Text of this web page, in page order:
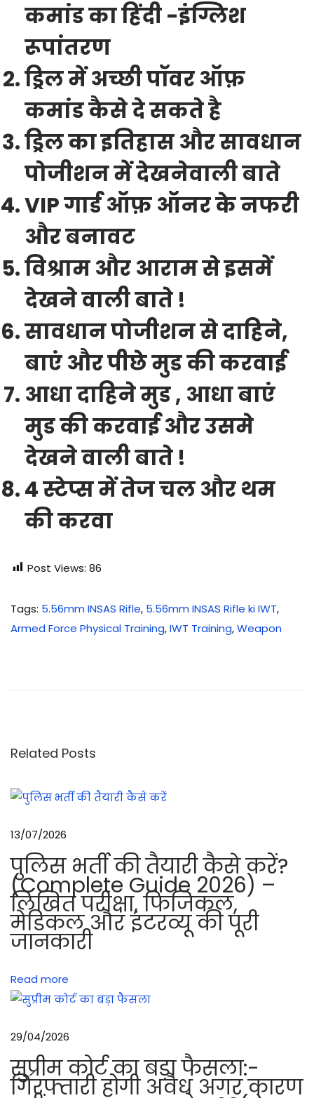
कमांड का हिंदी -इंग्लिश
रूपांतरण
ड्रिल में अच्छी पॉवर ऑफ़
कमांड कैसे दे सकते है
ड्रिल का इतिहास और सावधान
पोजीशन में देखनेवाली बाते
VIP गार्ड ऑफ़ ऑनर के नफरी
और बनावट
विश्राम और आराम से इसमें
देखने वाली बाते !
सावधान पोजीशन से दाहिने,
बाएं और पीछे मुड की करवाई
आधा दाहिने मुड , आधा बाएं
मुड की करवाई और उसमे
देखने वाली बाते !
4 स्टेप्स में तेज चल और थम
की करवा
Post Views: 86
Tags: 5.56mm INSAS Rifle, 5.56mm INSAS Rifle ki IWT,
Armed Force Physical Training,IWT Training,Weapon
m
स
आ
र
रा
इ
फ
ल
मे
न
र्ट्स
औ
र
Related Posts
13/07/2026
पुलिस भर्ती की तैयारी कैसे करें?
(Complete Guide 2026) –
लिखित परीक्षा, फिजिकल,
मेडिकल और इंटरव्यू की पूरी
जानकारी
Read more
29/04/2026
सुप्रीम कोर्ट का बड़ा फैसला:-
गिरफ्तारी होगी अवैध अगर कारण